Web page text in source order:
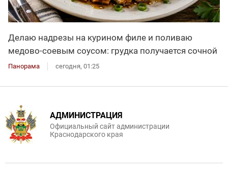
Делаю надрезы на курином филе и поливаю
медово-соевым соусом: грудка получается сочной
Панорама сегодня, 01:25
АДМИНИСТРАЦИЯ
Официальный сайт администрации
Краснодарского края